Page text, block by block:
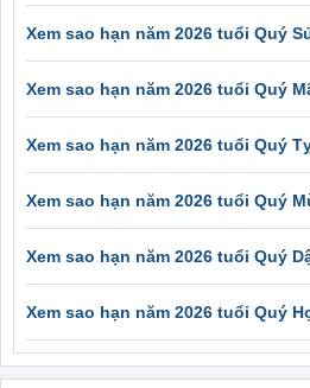
Xem sao hạn năm 2026 tuổi Quý
Xem sao hạn năm 2026 tuổi Quý
Xem sao hạn năm 2026 tuổi Quý
Xem sao hạn năm 2026 tuổi Quý
Xem sao hạn năm 2026 tuổi Quý
Xem sao hạn năm 2026 tuổi Quý